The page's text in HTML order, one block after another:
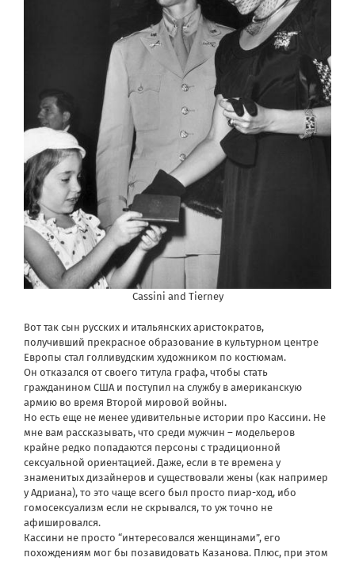
Cassini and Tierney
Вот так сын русских и итальянских аристократов,
получивший прекрасное образование в культурном центре
Европы стал голливудским художником по костюмам.
Он отказался от своего титула графа, чтобы стать
гражданином США и поступил на службу в американскую
армию во время Второй мировой войны.
Но есть еще не менее удивительные истории про Кассини. Не
мне вам рассказывать, что среди мужчин – модельеров
крайне редко попадаются персоны с традиционной
сексуальной ориентацией. Даже, если в те времена у
знаменитых дизайнеров и существовали жены (как например
у Адриана), то это чаще всего был просто пиар-ход, ибо
гомосексуализм если не скрывался, то уж точно не
афишировался.
Кассини не просто “интересовался женщинами”, его
похождениям мог бы позавидовать Казанова. Плюс, при этом